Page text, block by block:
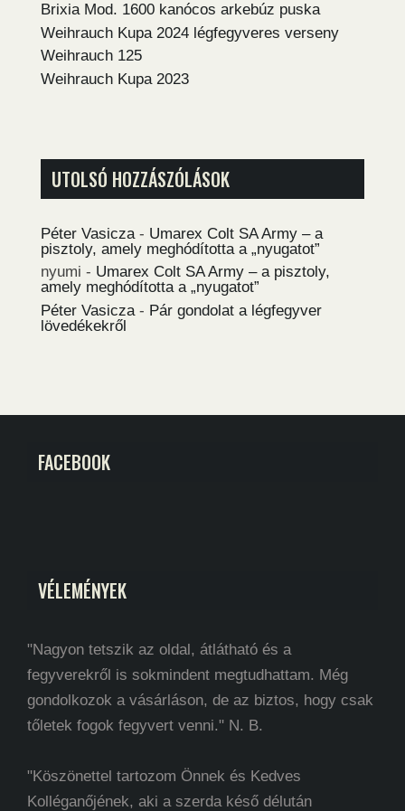
Brixia Mod. 1600 kanócos arkebúz puska
Weihrauch Kupa 2024 légfegyveres verseny
Weihrauch 125
Weihrauch Kupa 2023
UTOLSÓ HOZZÁSZÓLÁSOK
Péter Vasicza - Umarex Colt SA Army – a
pisztoly, amely meghódította a „nyugatot”
nyumi - Umarex Colt SA Army – a pisztoly,
amely meghódította a „nyugatot”
Péter Vasicza - Pár gondolat a légfegyver
lövedékekről
FACEBOOK
VÉLEMÉNYEK
"Nagyon tetszik az oldal, átlátható és a
fegyverekről is sokmindent megtudhattam. Még
gondolkozok a vásárláson, de az biztos, hogy csak
tőletek fogok fegyvert venni." N. B.
"Köszönettel tartozom Önnek és Kedves
Kolléganőjének, aki a szerda késő délután